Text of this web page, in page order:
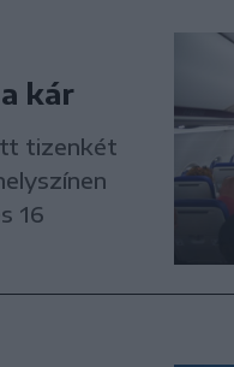
kár
tizenkét
16